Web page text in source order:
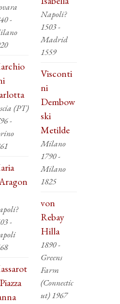
-
(PT)
-
-
Napoli?
1503 -
Madrid
1559
Visconti
ni
Dembow
ski
Metilde
Milano
1790 -
Milano
1825
von
Rebay
Hilla
1890 -
Greens
Farm
(Connectic
ut) 1967